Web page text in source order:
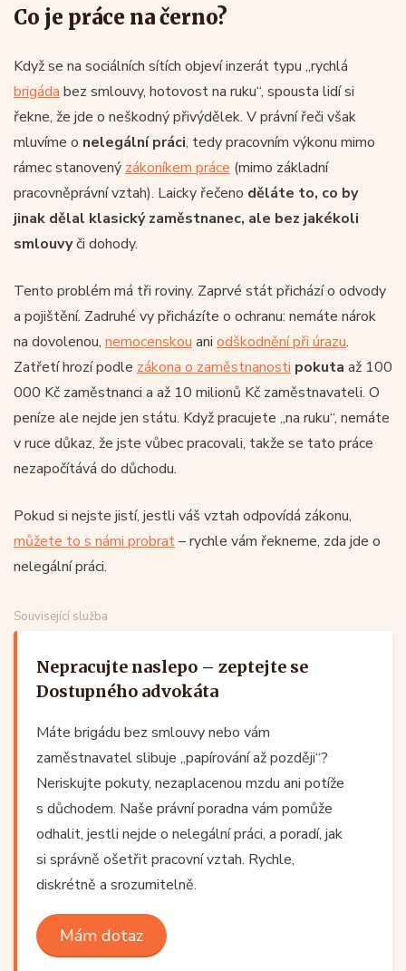
Co je práce na černo?
Když se na sociálních sítích objeví inzerát typu „rychlá
brigáda bez smlouvy, hotovost na ruku“, spousta lidí si
řekne, že jde o neškodný přivýdělek. V právní řeči však
mluvíme o nelegální práci, tedy pracovním výkonu mimo
rámec stanovený zákoníkem práce (mimo základní
pracovněprávní vztah). Laicky řečeno děláte to, co by
jinak dělal klasický zaměstnanec, ale bez jakékoli
smlouvyči dohody.
Tento problém má tři roviny. Zaprvé stát přichází o odvody
a pojištění. Zadruhé vy přicházíte o ochranu: nemáte nárok
na dovolenou, nemocenskou ani odškodnění při úrazu.
Zatřetí hrozí podle zákona o zaměstnanosti pokuta až 100
000 Kč zaměstnanci a až 10 milionů Kč zaměstnavateli. O
peníze ale nejde jen státu. Když pracujete „na ruku“, nemáte
v ruce důkaz, že jste vůbec pracovali, takže se tato práce
nezapočítává do důchodu.
Pokud si nejste jistí, jestli váš vztah odpovídá zákonu,
můžete to s námi probrat– rychle vám řekneme, zda jde o
nelegální práci.
Související služba
Nepracujte naslepo – zeptejte se
Dostupného advokáta
Máte brigádu bez smlouvy nebo vám
zaměstnavatel slibuje „papírování až později“?
Neriskujte pokuty, nezaplacenou mzdu ani potíže
s důchodem. Naše právní poradna vám pomůže
odhalit, jestli nejde o nelegální práci, a poradí, jak
si správně ošetřit pracovní vztah. Rychle,
diskrétně a srozumitelně.
Mám dotaz